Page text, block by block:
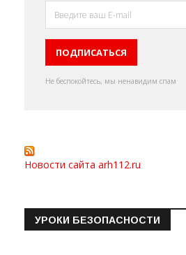
Не беспокойтесь, мы ненавидим спам
Новости сайта arh112.ru
УРОКИ БЕЗОПАСНОСТИ